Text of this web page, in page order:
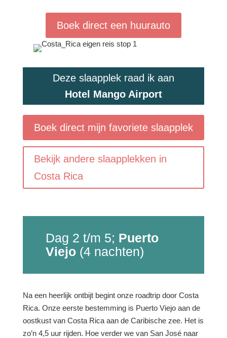
Boek direct een huurauto
Deze slaapplek raad ik aan
Hotel Mango Airport
Boek direct mijn favoriete slaapplek
Bekijk andere slaapplekken in
Costa Rica
Dag 2 t/m 5; Puerto
Viejo (4 nachten)
Na een heerlijk ontbijt begint onze roadtrip door Costa
Rica. Onze eerste bestemming is Puerto Viejo aan de
oostkust van Costa Rica aan de Caribische zee. Het is
zo’n 4,5 uur rijden. Hoe verder we van San José naar